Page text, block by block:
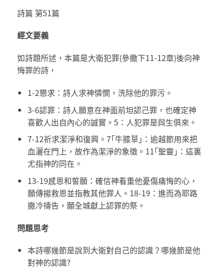
詩篇 第51篇
經文要義
如詩題所述，本篇是大衛犯罪(參撒下11-12章)後向神
悔罪的詩，
1-2懇求：詩人求神憐憫，洗除他的罪污。
3-6認罪：詩人願意在神面前坦認己罪，也確定神
喜歡人出自內心的誠實。5：人犯罪是與生俱來。
7-12祈求潔淨和復興。7｢牛膝草｣：逾越節用來把
血灑在門上，故作為潔淨的象徵。11｢聖靈｣：這裏
尤指神的同在。
13-19感恩和誓願：確信神看重他憂傷痛悔的心，
願傳揚救恩並指教其他罪人。18-19：進而為耶路
撒冷禱告，願全城獻上認罪的祭。
問題思考
本詩哪幾節是說到大衛對自己的認識？哪幾節是他
對神的認識?